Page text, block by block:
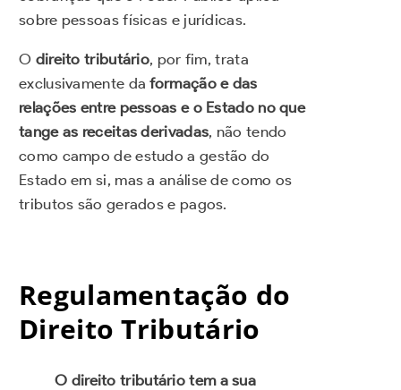
sobre pessoas físicas e jurídicas.
O direito tributário, por fim, trata
exclusivamente daformação e das
relações entre pessoas e o Estado no que
tange as receitas derivadas, não tendo
como campo de estudo a gestão do
Estado em si, mas a análise de como os
tributos são gerados e pagos.
Regulamentação do
Direito Tributário
O direito tributário tem a sua